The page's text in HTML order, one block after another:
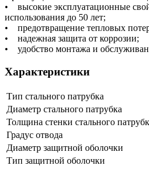
• высокие эксплуатационные
использования до 50 лет;
• предотвращение тепловых
• надежная защита от коррозии;
• удобство монтажа и
Характеристики
Тип стального патрубка
Диаметр стального патрубка
Толщина стенки стального
Градус отвода
Диаметр защитной оболочки
Тип защитной оболочки